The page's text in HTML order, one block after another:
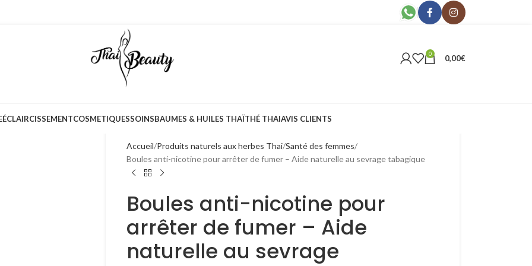
0 0,00€
ÉCLAIRCISSEMENTCOSMETIQUESSOINSBAUMES & HUILES THAÏTHÉ THAIAVIS CLIENTS
Accueil Produits naturels aux herbes Thai Santé des femmes
Boules anti-nicotine pour arrêter de fumer – Aide naturelle au sevrage tabagique
Boules anti-nicotine pour
arrêter de fumer – Aide
naturelle au sevrage